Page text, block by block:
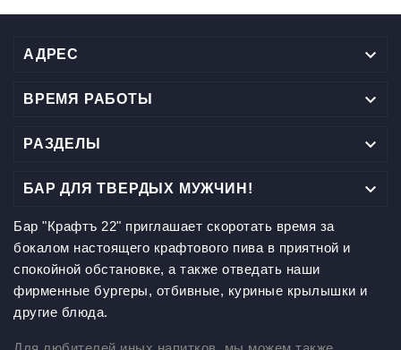
АДРЕС 
ВРЕМЯ РАБОТЫ 
РАЗДЕЛЫ 
БАР ДЛЯ ТВЕРДЫХ МУЖЧИН! 
Бар "Крафтъ 22" приглашает скоротать время за
бокалом настоящего крафтового пива в приятной и
спокойной обстановке, а также отведать наши
фирменные бургеры, отбивные, куриные крылышки и
другие блюда.